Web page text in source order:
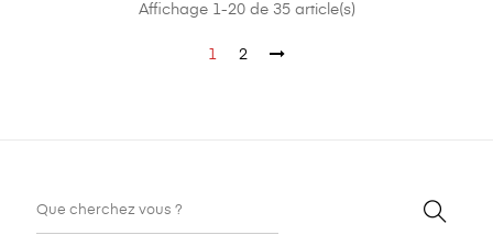
Affichage 1-20 de 35 article(s)
1 2